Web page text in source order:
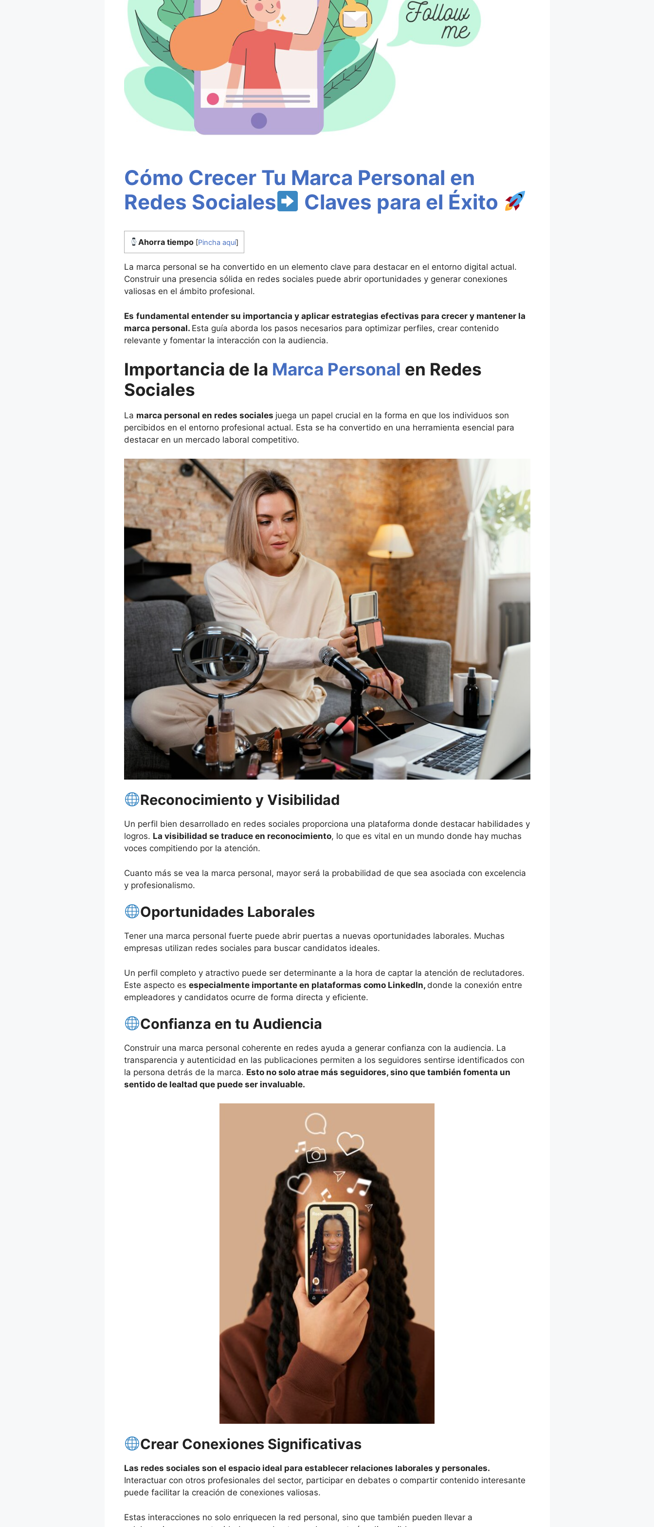
Cómo Crecer Tu Marca Personal en
Redes Sociales
Claves para el Éxito
Ahorra tiempo [Pincha aquí]
La marca personal se ha convertido en un elemento clave para destacar en el entorno digital actual.
Construir una presencia sólida en redes sociales puede abrir oportunidades y generar conexiones
valiosas en el ámbito profesional.
Es fundamental entender su importancia y aplicar estrategias efectivas para crecer y mantener la
marca personal. Esta guía aborda los pasos necesarios para optimizar perfiles, crear contenido
relevante y fomentar la interacción con la audiencia.
Importancia de la Marca Personal en Redes
Sociales
La marca personal en redes sociales juega un papel crucial en la forma en que los individuos son
percibidos en el entorno profesional actual. Esta se ha convertido en una herramienta esencial para
destacar en un mercado laboral competitivo.
Reconocimiento y Visibilidad
Un perfil bien desarrollado en redes sociales proporciona una plataforma donde destacar habilidades y
logros. La visibilidad se traduce en reconocimiento, lo que es vital en un mundo donde hay muchas
voces compitiendo por la atención.
Cuanto más se vea la marca personal, mayor será la probabilidad de que sea asociada con excelencia
y profesionalismo.
Oportunidades Laborales
Tener una marca personal fuerte puede abrir puertas a nuevas oportunidades laborales. Muchas
empresas utilizan redes sociales para buscar candidatos ideales.
Un perfil completo y atractivo puede ser determinante a la hora de captar la atención de reclutadores.
Este aspecto es especialmente importante en plataformas como LinkedIn, donde la conexión entre
empleadores y candidatos ocurre de forma directa y eficiente.
Confianza en tu Audiencia
Construir una marca personal coherente en redes ayuda a generar confianza con la audiencia. La
transparencia y autenticidad en las publicaciones permiten a los seguidores sentirse identificados con
la persona detrás de la marca. Esto no solo atrae más seguidores, sino que también fomenta un
sentido de lealtad que puede ser invaluable.
Crear Conexiones Significativas
Las redes sociales son el espacio ideal para establecer relaciones laborales y personales.
Interactuar con otros profesionales del sector, participar en debates o compartir contenido interesante
puede facilitar la creación de conexiones valiosas.
Estas interacciones no solo enriquecen la red personal, sino que también pueden llevar a